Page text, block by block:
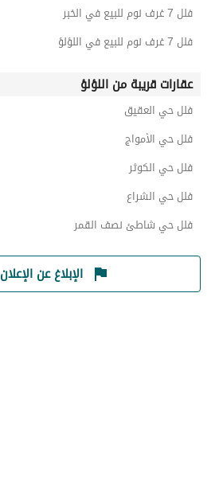
فلل 7 غرف نوم للبيع في الخبر
فلل 7 غرف نوم للبيع في اللؤلؤ
عقارات قريبة من اللؤلؤ
فلل حي العقيق
فلل حي الأمواج
فلل حي الكوثر
فلل حي الشراع
فلل حي شاطئ نصف القمر
الإبلاغ عن الإعلان